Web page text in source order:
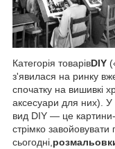
Категорія товарівDIY
з'явилася на ринку
спочатку на вишивкі
аксесуари для них).
вид DIY — це
стрімко завойовувати
сьогодні,